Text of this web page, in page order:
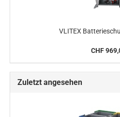
VLITEX
CHF
Zuletzt angesehen